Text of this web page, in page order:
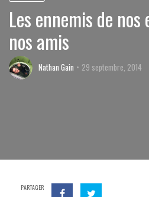
Les ennemis de
nos amis
Nathan Gain 29 septembre, 2014
PARTAGER